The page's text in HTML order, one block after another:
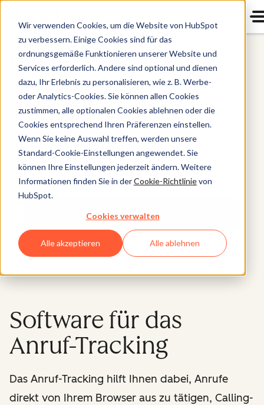
Wir verwenden Cookies, um die Website von HubSpot
zu verbessern. Einige Cookies sind für das
ordnungsgemäße Funktionieren unserer Website und
Services erforderlich. Andere sind optional und dienen
dazu, Ihr Erlebnis zu personalisieren, wie z. B. Werbe-
oder Analytics-Cookies. Sie können allen Cookies
zustimmen, alle optionalen Cookies ablehnen oder die
Cookies entsprechend Ihren Präferenzen einstellen.
Wenn Sie keine Auswahl treffen, werden unsere
Standard-Cookie-Einstellungen angewendet. Sie
können Ihre Einstellungen jederzeit ändern. Weitere
Informationen finden Sie in derCookie-Richtlinievon
HubSpot.
Cookies verwalten
Alle akzeptieren Alle ablehnen
Alle Produkte
Software für das
Anruf-Tracking
Das Anruf-Tracking hilft Ihnen dabei, Anrufe
direkt von Ihrem Browser aus zu tätigen, Calling-